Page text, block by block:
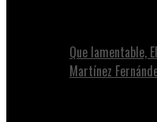
Que lamentable,
Martínez